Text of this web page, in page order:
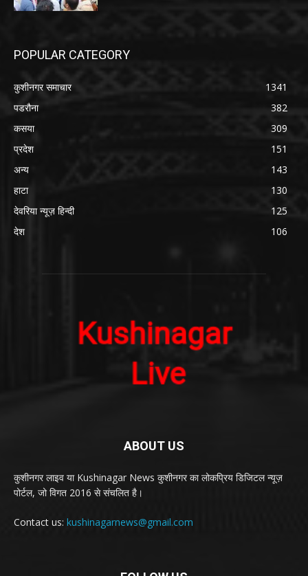
POPULAR CATEGORY
कुशीनगर समाचार
1341
पडरौना
382
कसया
309
प्रदेश
151
अन्य
143
हाटा
130
देवरिया न्यूज़ हिन्दी
125
देश
106
ABOUT US
कुशीनगर लाइव या Kushinagar News कुशीनगर का लोकप्रिय डिजिटल न्यूज़
पोर्टल, जो विगत 2016 से संचलित है।
Contact us: kushinagarnews@gmail.com